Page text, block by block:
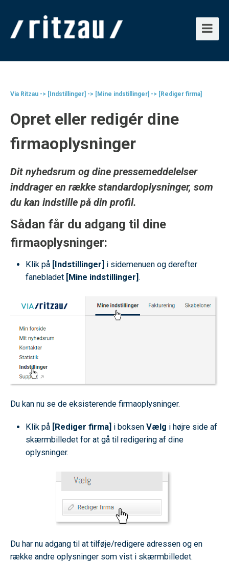
Via Ritzau -> [Indstillinger] -> [Mine indstillinger] -> [Rediger firma]
Opret eller redigér dine
firmaoplysninger
Dit nyhedsrum og dine pressemeddelelser
inddrager en række standardoplysninger, som
du kan indstille på din profil.
Sådan får du adgang til dine
firmaoplysninger:
Klik på [Indstillinger] i sidemenuen og derefter
fanebladet [Mine indstillinger].
Du kan nu se de eksisterende firmaoplysninger.
Klik på [Rediger firma] i boksen Vælg i højre side af
skærmbilledet for at gå til redigering af dine
oplysninger.
Du har nu adgang til at tilføje/redigere adressen og en
række andre oplysninger som vist i skærmbilledet.